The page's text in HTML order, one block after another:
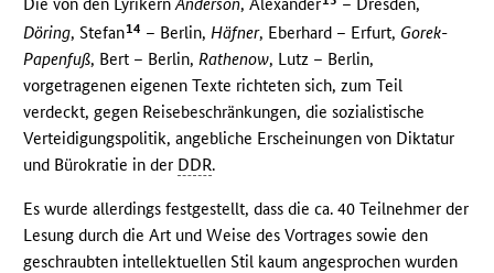
Döring, Stefan14 – Berlin, Häfner, Eberhard – Erfurt, Gorek-
Papenfuß, Bert – Berlin, Rathenow, Lutz – Berlin,
vorgetragenen eigenen Texte richteten sich, zum Teil
verdeckt, gegen Reisebeschränkungen, die sozialistische
Verteidigungspolitik, angebliche Erscheinungen von Diktatur
und Bürokratie in der DDR.
Es wurde allerdings festgestellt, dass die ca. 40 Teilnehmer der
Lesung durch die Art und Weise des Vortrages sowie den
geschraubten intellektuellen Stil kaum angesprochen wurden